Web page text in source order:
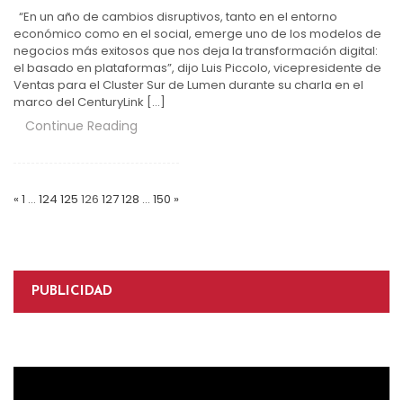
“En un año de cambios disruptivos, tanto en el entorno
económico como en el social, emerge uno de los modelos de
negocios más exitosos que nos deja la transformación digital:
el basado en plataformas”, dijo Luis Piccolo, vicepresidente de
Ventas para el Cluster Sur de Lumen durante su charla en el
marco del CenturyLink […]
Continue Reading
de
« 1 … 124 125 126 127128 … 150 »
PUBLICIDAD